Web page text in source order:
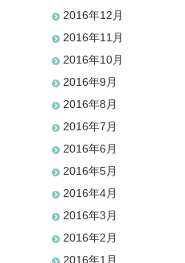
2016年12月
2016年11月
2016年10月
2016年9月
2016年8月
2016年7月
2016年6月
2016年5月
2016年4月
2016年3月
2016年2月
2016年1月